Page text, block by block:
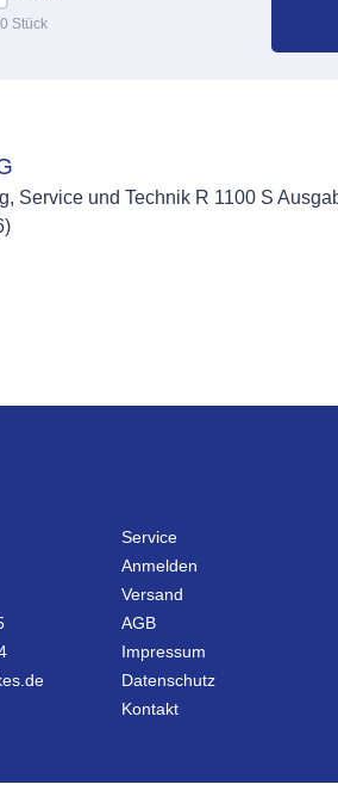
Stück
Service und Technik R 1100 S
Service
Anmelden
Versand
AGB
Impressum
Datenschutz
Kontakt